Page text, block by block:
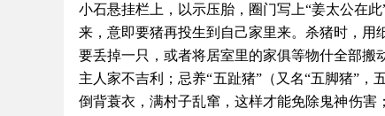
小石悬挂栏上，以示压胎，圈门写上“姜太公在
来，意即要猪再投生到自己家里来。杀猪时，用
要丢掉一只，或者将居室里的家俱等物什全部搬
主人家不吉利；忌养“五趾猪”（又名“五脚猪”
倒背蓑衣，满村子乱窜，这样才能免除鬼神伤害